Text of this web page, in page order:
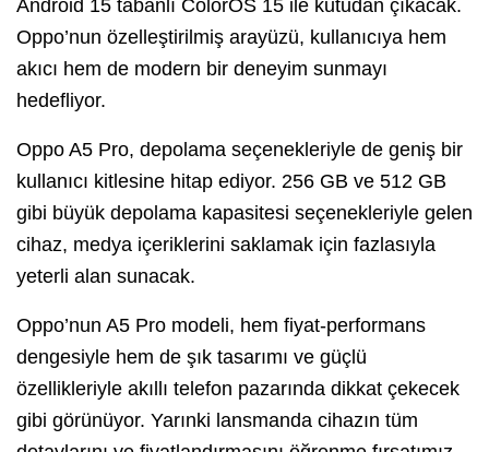
Android 15 tabanlı ColorOS 15 ile kutudan çıkacak.
Oppo’nun özelleştirilmiş arayüzü, kullanıcıya hem
akıcı hem de modern bir deneyim sunmayı
hedefliyor.
Oppo A5 Pro, depolama seçenekleriyle de geniş bir
kullanıcı kitlesine hitap ediyor. 256 GB ve 512 GB
gibi büyük depolama kapasitesi seçenekleriyle gelen
cihaz, medya içeriklerini saklamak için fazlasıyla
yeterli alan sunacak.
Oppo’nun A5 Pro modeli, hem fiyat-performans
dengesiyle hem de şık tasarımı ve güçlü
özellikleriyle akıllı telefon pazarında dikkat çekecek
gibi görünüyor. Yarınki lansmanda cihazın tüm